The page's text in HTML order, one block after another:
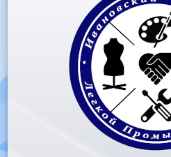
Педагогу
Воспитательная работа